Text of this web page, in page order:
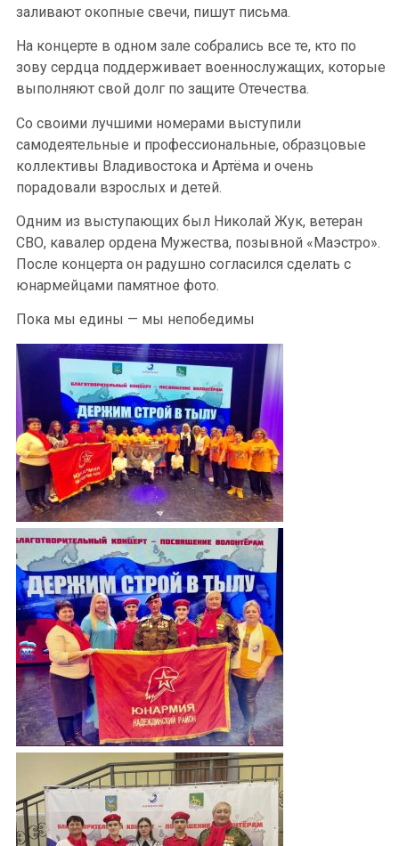
заливают окопные свечи, пишут письма.
На концерте в одном зале собрались все те, кто по
зову сердца поддерживает военнослужащих, которые
выполняют свой долг по защите Отечества.
Со своими лучшими номерами выступили
самодеятельные и профессиональные, образцовые
коллективы Владивостока и Артёма и очень
порадовали взрослых и детей.
Одним из выступающих был Николай Жук, ветеран
СВО, кавалер ордена Мужества, позывной «Маэстро».
После концерта он радушно согласился сделать с
юнармейцами памятное фото.
Пока мы едины — мы непобедимы